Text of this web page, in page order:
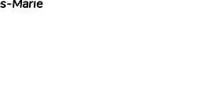
Marie